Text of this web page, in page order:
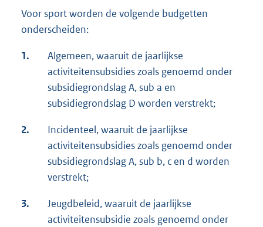
Voor sport worden de volgende budgetten
onderscheiden:
1.
Algemeen, waaruit de jaarlijkse
activiteitensubsidies zoals genoemd onder
subsidiegrondslag A, sub a en
subsidiegrondslag D worden verstrekt;
2.
Incidenteel, waaruit de jaarlijkse
activiteitensubsidies zoals genoemd onder
subsidiegrondslag A, sub b, c en d worden
verstrekt;
3.
Jeugdbeleid, waaruit de jaarlijkse
activiteitensubsidie zoals genoemd onder